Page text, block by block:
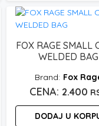
FOX RAGE SMALL
WELDED BAG
Fox
2.400
DODAJ U